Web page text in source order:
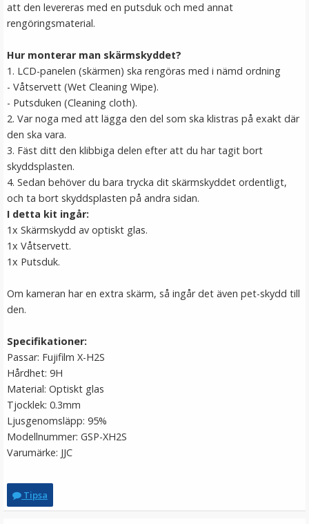
att den levereras med en putsduk och med annat
rengöringsmaterial.
Hur monterar man skärmskyddet?
1. LCD-panelen (skärmen) ska rengöras med i nämd ordning
- Våtservett (Wet Cleaning Wipe).
- Putsduken (Cleaning cloth).
2. Var noga med att lägga den del som ska klistras på exakt där
den ska vara.
3. Fäst ditt den klibbiga delen efter att du har tagit bort
skyddsplasten.
4. Sedan behöver du bara trycka dit skärmskyddet ordentligt,
och ta bort skyddsplasten på andra sidan.
I detta kit ingår:
1x Skärmskydd av optiskt glas.
1x Våtservett.
1x Putsduk.
Om kameran har en extra skärm, så ingår det även pet-skydd till
den.
Specifikationer:
Passar: Fujifilm X-H2S
Hårdhet: 9H
Material: Optiskt glas
Tjocklek: 0.3mm
Ljusgenomsläpp: 95%
Modellnummer: GSP-XH2S
Varumärke: JJC
Tipsa